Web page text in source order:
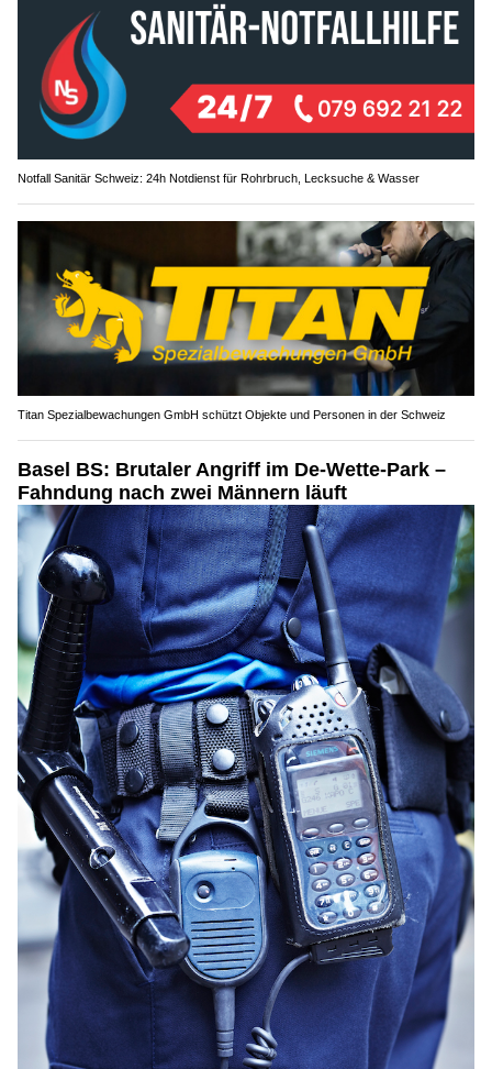
Notfall Sanitär Schweiz: 24h Notdienst für Rohrbruch, Lecksuche & Wasser
Titan Spezialbewachungen GmbH schützt Objekte und Personen in der Schweiz
Basel BS: Brutaler Angriff im De-Wette-Park –
Fahndung nach zwei Männern läuft